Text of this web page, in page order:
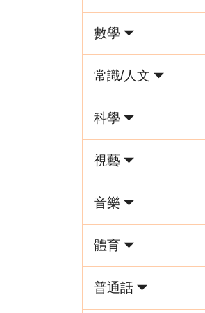
數學
常識/人文
科學
視藝
音樂
體育
普通話